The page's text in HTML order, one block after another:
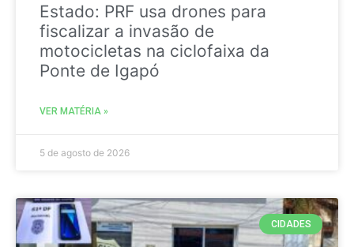
Estado: PRF usa drones para
fiscalizar a invasão de
motocicletas na ciclofaixa da
Ponte de Igapó
VER MATÉRIA »
5 de agosto de 2026
CIDADES